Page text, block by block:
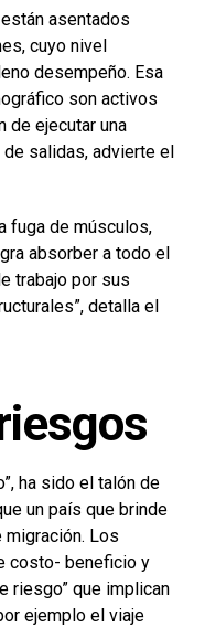
asentados
cuyo nivel
desempeño. Esa
son activos
de ejecutar una
salidas, advierte el
fuga de músculos,
absorber a todo el
trabajo por sus
detalla el
ha sido el talón de
un país que brinde
Los
costo- beneficio y
riesgo” que implican
ejemplo el viaje